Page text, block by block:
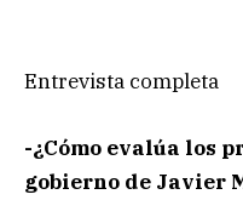
Entrevista completa
-¿Cómo evalúa los
gobierno de Javier